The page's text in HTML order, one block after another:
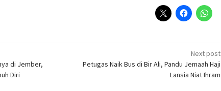
di Jember,
Diri
Next post
Petugas Naik Bus di Bir Ali, Pandu Jemaah Haji
Lansia Niat Ihram